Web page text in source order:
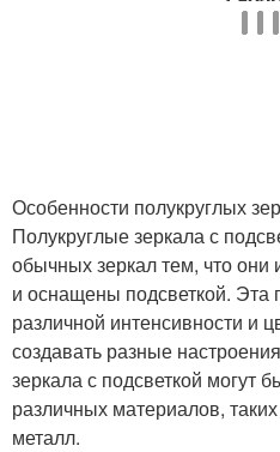
Особенности полукруглых
Полукруглые зеркала с
обычных зеркал тем, что
и оснащены подсветкой. Эта
различной интенсивности и
создавать разные
зеркала с подсветкой могут
различных материалов,
металл.